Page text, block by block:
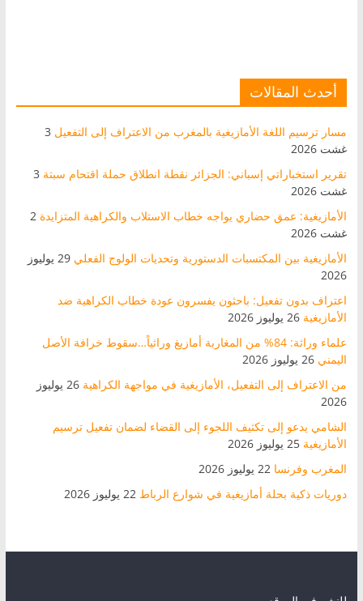
أحدث المقالات
مسار ترسيم اللغة الأمازيغية بالمغرب من الاعتراف إلى التفعيل 3
غشت 2026
تقرير استخباراتي إسباني: الجزائر نقطة انطلاق حملة اقتحام سبتة 3
غشت 2026
الأمازيغية: عمق حضاري يواجه خطاب الاستلاب والكراهية المتزايدة 2
غشت 2026
الأمازيغية بين المكتسبات الدستورية وتحديات الولوج الفعلي
29 يوليوز
2026
اعتراف بدون تفعيل: باحثون يفسرون عودة خطاب الكراهية ضد
الأمازيغية 26 يوليوز 2026
علماء وراثة: 84% من المغاربة أمازيغ وراثياً…سقوط خرافة الأصل
اليمني 26 يوليوز 2026
من الاعتراف إلى التفعيل، الأمازيغية في مواجهة الكراهية
26 يوليوز
2026
الشامي يدعو إلى تكثيف اللجوء إلى القضاء لضمان تفعيل ترسيم
الأمازيغية 25 يوليوز 2026
المغرب وفرنسا 22 يوليوز 2026
دوريات ذكية بحلة أمازيغية في شوارع الرباط 22 يوليوز 2026